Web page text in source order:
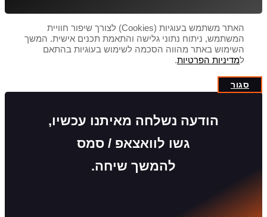
האתר משתמש בעוגיות (Cookies) לצורך שיפור חוויית
המשתמש, ניתוח נתוני גלישה והתאמת תכנים אישית. המשך
השימוש באתר מהווה הסכמה לשימוש בעוגיות בהתאם
למדיניות הפרטיות.
סגור
הודעה נשלחה מאיתנו עכשיו,
גשו לוואצאפ / סמס
להמשך שיחה.